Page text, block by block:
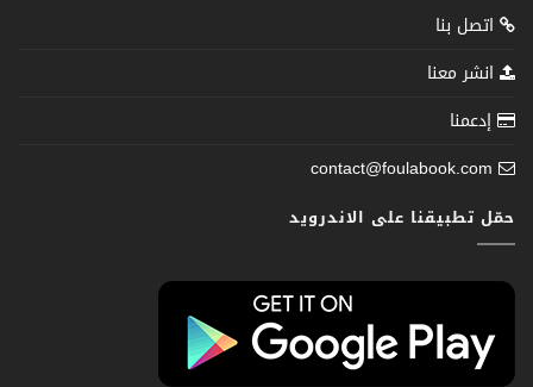
اتصل بنا
انشر معنا
إدعمنا
contact@foulabook.com
حمّل تطبيقنا على الاندرويد